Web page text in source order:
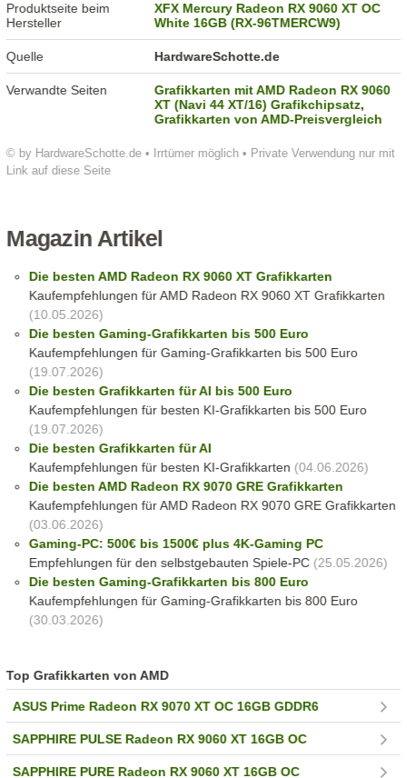
© by HardwareSchotte.de • Irrtümer möglich • Private Verwendung nur mit
Link auf diese Seite
Produktseite beim
Hersteller
XFX Mercury Radeon RX 9060 XT OC
White 16GB (RX-96TMERCW9)
Quelle HardwareSchotte.de
Verwandte Seiten
Grafikkarten mit AMD Radeon RX 9060
XT (Navi 44 XT/16) Grafikchipsatz,
Grafikkarten von AMD-Preisvergleich
Magazin Artikel
Die besten AMD Radeon RX 9060 XT Grafikkarten
Kaufempfehlungen für AMD Radeon RX 9060 XT Grafikkarten
(10.05.2026)
Die besten Gaming-Grafikkarten bis 500 Euro
Kaufempfehlungen für Gaming-Grafikkarten bis 500 Euro
(19.07.2026)
Die besten Grafikkarten für AI bis 500 Euro
Kaufempfehlungen für besten KI-Grafikkarten bis 500 Euro
(19.07.2026)
Die besten Grafikkarten für AI
Kaufempfehlungen für besten KI-Grafikkarten (04.06.2026)
Die besten AMD Radeon RX 9070 GRE Grafikkarten
Kaufempfehlungen für AMD Radeon RX 9070 GRE Grafikkarten
(03.06.2026)
Gaming-PC: 500€ bis 1500€ plus 4K-Gaming PC
Empfehlungen für den selbstgebauten Spiele-PC(25.05.2026)
Die besten Gaming-Grafikkarten bis 800 Euro
Kaufempfehlungen für Gaming-Grafikkarten bis 800 Euro
(30.03.2026)
Top Grafikkarten von AMD
ASUS Prime Radeon RX 9070 XT OC 16GB GDDR6
SAPPHIRE PULSE Radeon RX 9060 XT 16GB OC
SAPPHIRE PURE Radeon RX 9060 XT 16GB OC